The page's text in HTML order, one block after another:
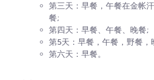
第三天：早餐，午餐在金帐
餐;
第四天：早餐、午餐、晚餐;
第5天：早餐，午餐，野餐，
第六天：早餐。